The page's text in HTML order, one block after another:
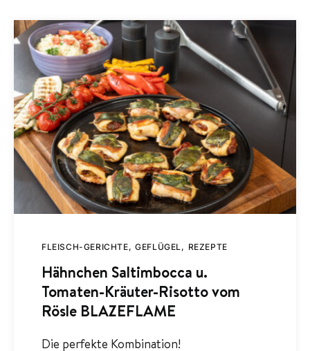
FLEISCH-GERICHTE GEFLÜGEL REZEPTE
Hähnchen Saltimbocca u.
Tomaten-Kräuter-Risotto vom
Rösle BLAZEFLAME
Die perfekte Kombination!